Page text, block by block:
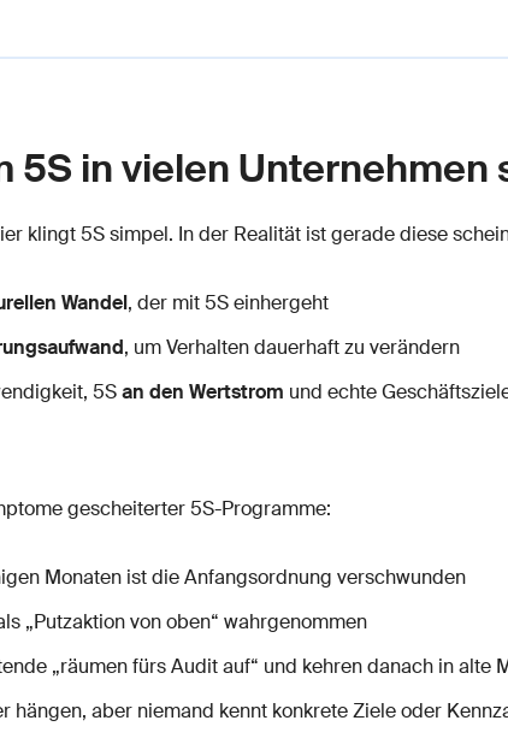
5S in vielen Unternehmen
klingt 5S simpel. In der Realität ist gerade diese
Wandel, der mit 5S einhergeht
, um Verhalten dauerhaft zu verändern
5San den Wertstrom und echte
gescheiterter 5S-Programme:
Monaten ist die Anfangsordnung verschwunden
„Putzaktion von oben“ wahrgenommen
„räumen fürs Audit auf“ und kehren danach in alte
hängen, aber niemand kennt konkrete Ziele oder